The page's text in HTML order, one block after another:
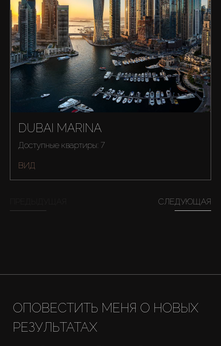
Продажа
Новостройки
AX Journal
Каталоги
Агенты
DUBAI MARINA
Доступные квартиры: 7
ВИД
СЛЕДУЮЩАЯ
ОПОВЕСТИТЬ МЕНЯ О НОВЫХ
РЕЗУЛЬТАТАХ